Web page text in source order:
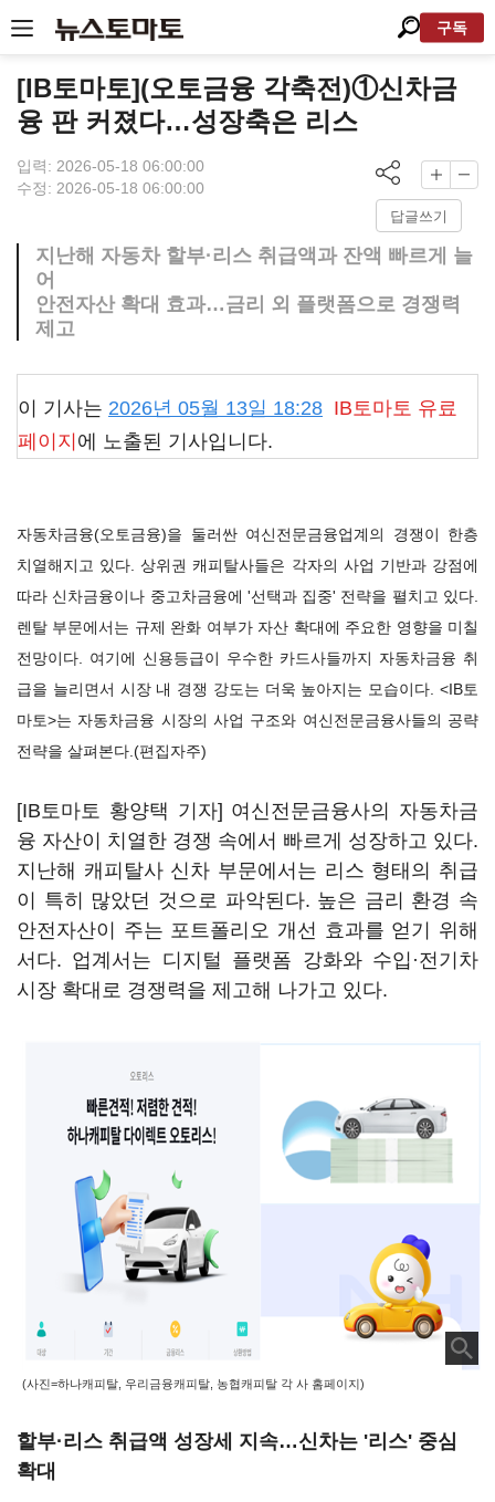
구독
[IB토마토](오토금융 각축전)①신차금
융 판 커졌다…성장축은 리스
입력: 2026-05-18 06:00:00
수정: 2026-05-18 06:00:00
답글쓰기
지난해 자동차 할부·리스 취급액과 잔액 빠르게 늘
어
안전자산 확대 효과…금리 외 플랫폼으로 경쟁력
제고
이 기사는 2026년 05월 13일 18:28 IB토마토 유료
페이지 에 노출된 기사입니다.
자동차금융(오토금융)을 둘러싼 여신전문금융업계의 경쟁이 한층
치열해지고 있다. 상위권 캐피탈사들은 각자의 사업 기반과 강점에
따라 신차금융이나 중고차금융에 '선택과 집중' 전략을 펼치고 있다.
렌탈 부문에서는 규제 완화 여부가 자산 확대에 주요한 영향을 미칠
전망이다. 여기에 신용등급이 우수한 카드사들까지 자동차금융 취
급을 늘리면서 시장 내 경쟁 강도는 더욱 높아지는 모습이다. <IB토
마토>는 자동차금융 시장의 사업 구조와 여신전문금융사들의 공략
전략을 살펴본다.(편집자주)
[IB토마토 황양택 기자] 여신전문금융사의 자동차금
융 자산이 치열한 경쟁 속에서 빠르게 성장하고 있다.
지난해 캐피탈사 신차 부문에서는 리스 형태의 취급
이 특히 많았던 것으로 파악된다. 높은 금리 환경 속
안전자산이 주는 포트폴리오 개선 효과를 얻기 위해
서다. 업계서는 디지털 플랫폼 강화와 수입·전기차
시장 확대로 경쟁력을 제고해 나가고 있다.
(사진=하나캐피탈, 우리금융캐피탈, 농협캐피탈 각 사 홈페이지)
할부·리스 취급액 성장세 지속…신차는 '리스' 중심
확대